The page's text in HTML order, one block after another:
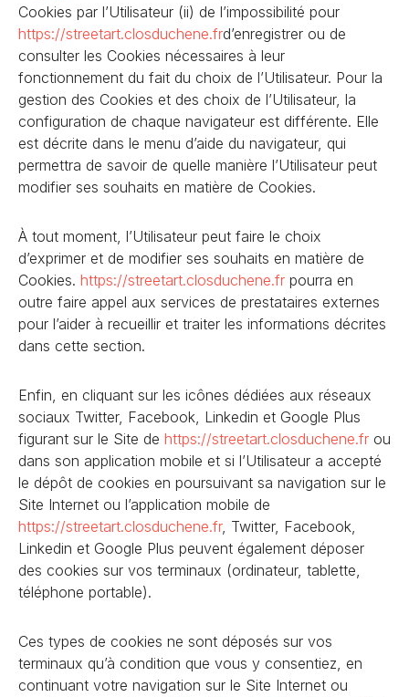
Cookies par l’Utilisateur (ii) de l’impossibilité pour
https://streetart.closduchene.frd’enregistrer ou de
consulter les Cookies nécessaires à leur
fonctionnement du fait du choix de l’Utilisateur. Pour la
gestion des Cookies et des choix de l’Utilisateur, la
configuration de chaque navigateur est différente. Elle
est décrite dans le menu d’aide du navigateur, qui
permettra de savoir de quelle manière l’Utilisateur peut
modifier ses souhaits en matière de Cookies.
À tout moment, l’Utilisateur peut faire le choix
d’exprimer et de modifier ses souhaits en matière de
Cookies. https://streetart.closduchene.fr pourra en
outre faire appel aux services de prestataires externes
pour l’aider à recueillir et traiter les informations décrites
dans cette section.
Enfin, en cliquant sur les icônes dédiées aux réseaux
sociaux Twitter, Facebook, Linkedin et Google Plus
figurant sur le Site de https://streetart.closduchene.fr ou
dans son application mobile et si l’Utilisateur a accepté
le dépôt de cookies en poursuivant sa navigation sur le
Site Internet ou l’application mobile de
https://streetart.closduchene.fr, Twitter, Facebook,
Linkedin et Google Plus peuvent également déposer
des cookies sur vos terminaux (ordinateur, tablette,
téléphone portable).
Ces types de cookies ne sont déposés sur vos
terminaux qu’à condition que vous y consentiez, en
continuant votre navigation sur le Site Internet ou